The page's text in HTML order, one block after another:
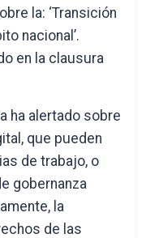
la: ‘Transición
nacional’.
en la clausura
ha alertado sobre
que pueden
de trabajo, o
gobernanza
la
de las